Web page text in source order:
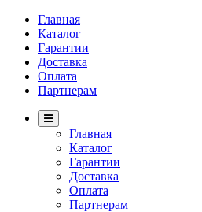
Главная
Каталог
Гарантии
Доставка
Оплата
Партнерам
Главная
Каталог
Гарантии
Доставка
Оплата
Партнерам